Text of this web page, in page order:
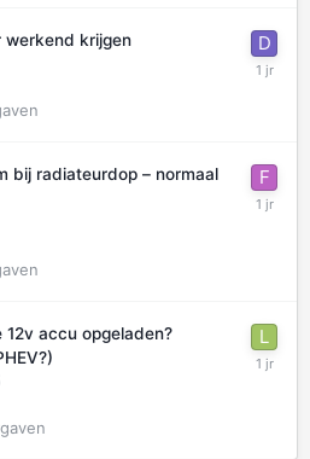
werkend krijgen
bij radiateurdop – normaal
accu opgeladen?